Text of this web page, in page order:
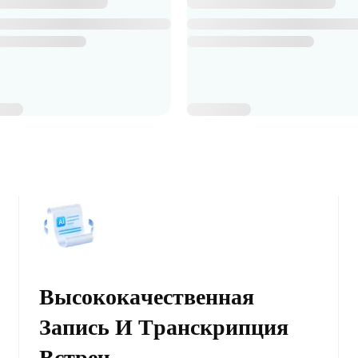
Высококачественная
Запись И Транскрипция